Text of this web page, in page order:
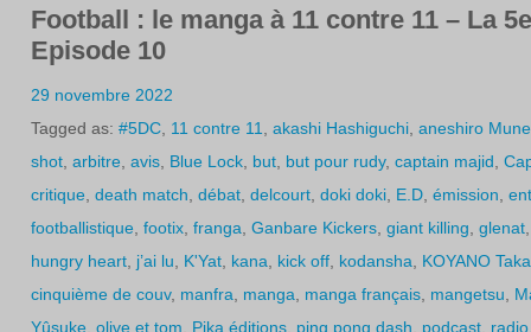
Football : le manga à 11 contre 11 – La
Episode 10
29 novembre 2022
Tagged as: #5DC, 11 contre 11 akashi Hashiguchi, aneshiro
shot, arbitre, avis, Blue Lock, but, but pour rudy, captain majid
critique, death match débat, delcourt, doki doki, E.D, émission
footballistique, footix, franga Ganbare Kickers, giant killing glenat
hungry heart, j’ai lu K'Yat, kana kick off, kodansha
KOYANO
cinquième de couv, manfra manga manga français, mangetsu
Yûsuke, olive et tom Pika éditions, ping pong dash podcast, radio